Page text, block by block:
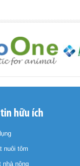
hữu ích
nuôi tôm
nhà nông